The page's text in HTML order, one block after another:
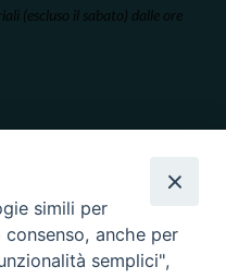
(escluso il sabato) dalle ore
simili per
anche per
semplici",